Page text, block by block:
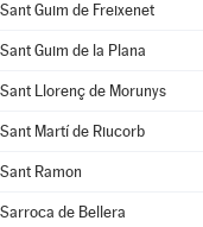
Sant Guim de Freixenet
Sant Guim de la Plana
Sant Llorenç de Morunys
Sant Martí de Riucorb
Sant Ramon
Sarroca de Bellera